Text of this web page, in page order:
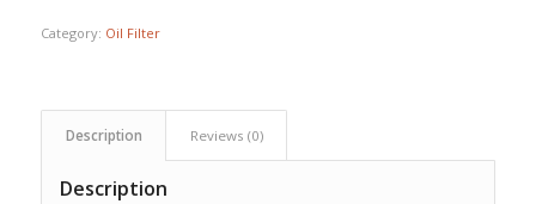
Category: Oil Filter
Description Reviews (0)
Description